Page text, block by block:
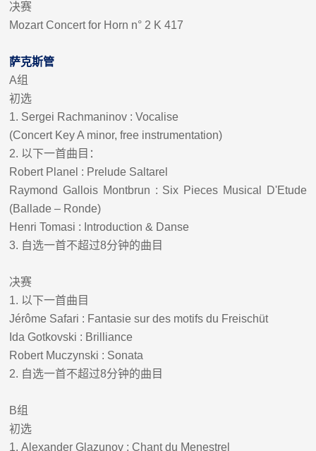
决赛
Mozart Concert for Horn n° 2 K 417
萨克斯管
A组
初选
1. Sergei Rachmaninov : Vocalise
(Concert Key A minor, free instrumentation)
2. 以下一首曲目：
Robert Planel : Prelude Saltarel
Raymond Gallois Montbrun : Six Pieces Musical D'Etude
(Ballade – Ronde)
Henri Tomasi : Introduction & Danse
3. 自选一首不超过8分钟的曲目
决赛
1. 以下一首曲目
Jérôme Safari : Fantasie sur des motifs du Freischüt
Ida Gotkovski : Brilliance
Robert Muczynski : Sonata
2. 自选一首不超过8分钟的曲目
B组
初选
1.Alexander Glazunov : Chant du Menestrel